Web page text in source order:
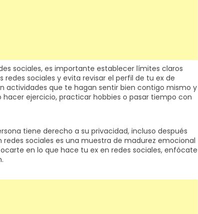
sociales, es importante establecer límites claros
sociales y evita revisar el perfil de tu ex de
actividades que te hagan sentir bien contigo mismo y
ejercicio, practicar hobbies o pasar tiempo con
tiene derecho a su privacidad, incluso después
sociales es una muestra de madurez emocional
en lo que hace tu ex en redes sociales, enfócate